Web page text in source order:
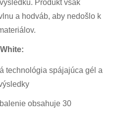
Produkt však
a hodváb, aby nedošlo k
technológia spájajúca gél a
obsahuje 30